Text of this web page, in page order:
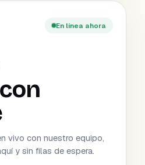
En línea ahora
vivo con nuestro equipo,
y sin filas de espera.